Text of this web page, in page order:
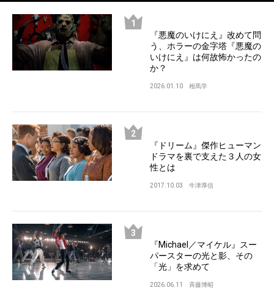
『悪魔のいけにえ』改めて問
う、ホラーの金字塔『悪魔の
いけにえ』は何故怖かったの
か？
2026.01.10 相馬学
『ドリーム』傑作ヒューマン
ドラマを裏で支えた３人の女
性とは
2017.10.03 牛津厚信
『Michael／マイケル』スー
パースターの光と影、その
「光」を求めて
2026.06.11 斉藤博昭